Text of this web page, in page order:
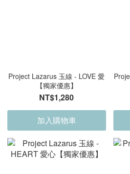
Project Lazarus 玉線 - LOVE 愛
【獨家優惠】
NT$1,280
加入購物車